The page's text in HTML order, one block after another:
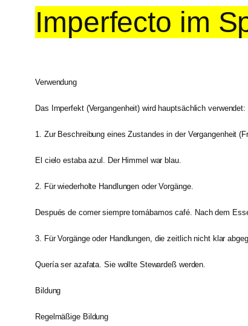
Imperfecto im
Verwendung
Das Imperfekt (Vergangenheit) wird hauptsächlich verwendet:
1. Zur Beschreibung eines Zustandes in der Vergangenheit
El cielo estaba azul. Der Himmel war blau.
2. Für wiederholte Handlungen oder Vorgänge.
Después de comer siempre tomábamos café. Nach dem
3. Für Vorgänge oder Handlungen, die zeitlich nicht klar
Quería ser azafata. Sie wollte Stewardeß werden.
Bildung
Regelmäßige Bildung